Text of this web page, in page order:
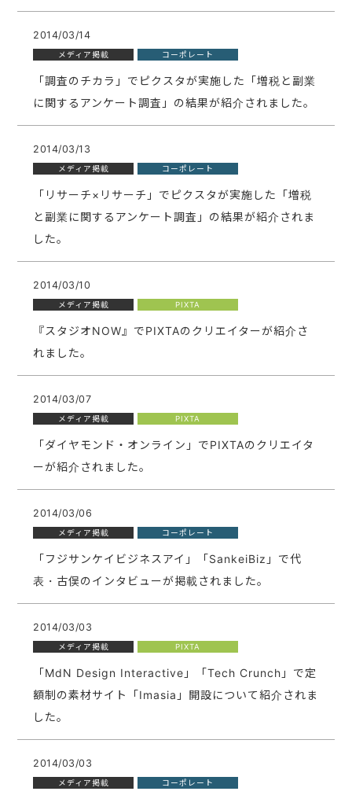
2014/03/14
メディア掲載 コーポレート
「調査のチカラ」でピクスタが実施した「増税と副業
に関するアンケート調査」の結果が紹介されました。
2014/03/13
メディア掲載 コーポレート
「リサーチ×リサーチ」でピクスタが実施した「増税
と副業に関するアンケート調査」の結果が紹介されま
した。
2014/03/10
メディア掲載 PIXTA
『スタジオNOW』でPIXTAのクリエイターが紹介さ
れました。
2014/03/07
メディア掲載 PIXTA
「ダイヤモンド・オンライン」でPIXTAのクリエイタ
ーが紹介されました。
2014/03/06
メディア掲載 コーポレート
「フジサンケイビジネスアイ」「SankeiBiz」で代
表・古俣のインタビューが掲載されました。
2014/03/03
メディア掲載 PIXTA
「MdN Design Interactive」「Tech Crunch」で定
額制の素材サイト「Imasia」開設について紹介されま
した。
2014/03/03
メディア掲載 コーポレート